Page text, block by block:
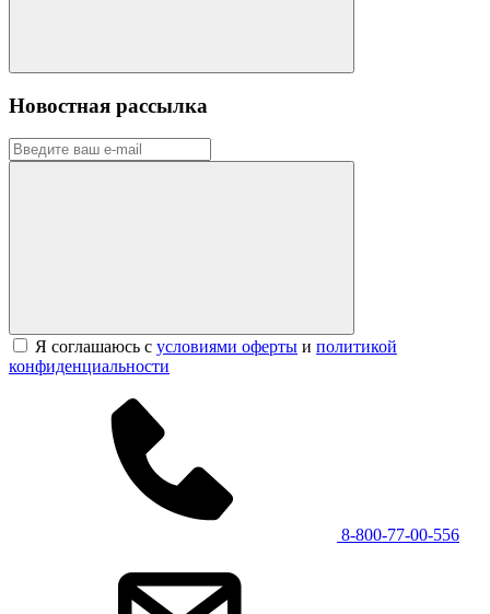
Новостная рассылка
Я соглашаюсь с условиями оферты и политикой
конфиденциальности
8-800-77-00-556